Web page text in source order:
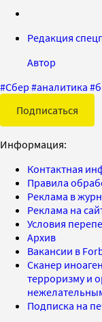
Редакция
Автор
#Сбер #аналитика #
Подписаться
Информация:
Контактная
Правила
Реклама в
Реклама на
Условия
Архив
Вакансии в
Сканер
терроризму и
Подписка на